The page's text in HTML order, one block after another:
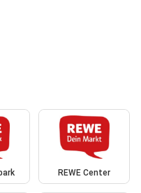
REWE Center